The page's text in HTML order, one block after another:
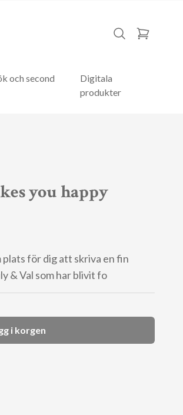
och second
Digitala
produkter
you happy
för dig att skriva en fin
& Val som har blivit fo
i korgen